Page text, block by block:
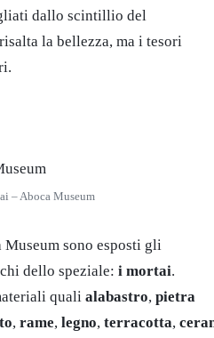
dallo scintillio del
la bellezza, ma i tesori
– Aboca Museum
sono esposti gli
dello speziale: i mortai.
quali alabastro, pietra
, rame, legno, terracotta,